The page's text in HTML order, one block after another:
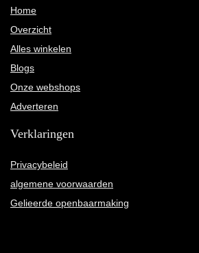
Home
Overzicht
Alles winkelen
Blogs
Onze webshops
Adverteren
Verklaringen
Privacybeleid
algemene voorwaarden
Gelieerde openbaarmaking